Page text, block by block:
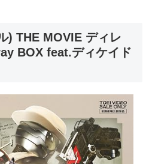
) THE MOVIE ディレ
BOX feat.ディケイド